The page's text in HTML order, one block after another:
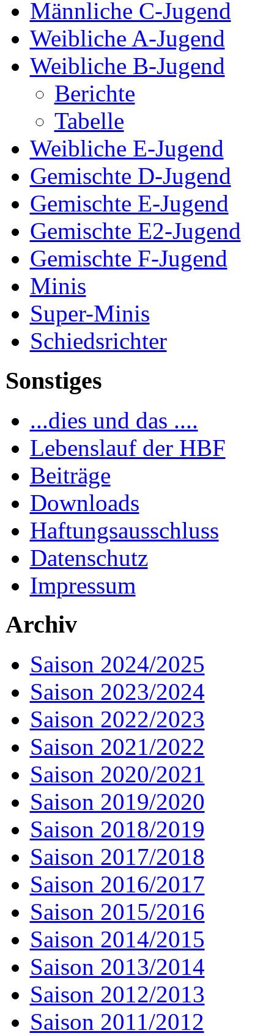
Männliche C-Jugend
Weibliche A-Jugend
Weibliche B-Jugend
Berichte
Tabelle
Weibliche E-Jugend
Gemischte D-Jugend
Gemischte E-Jugend
Gemischte E2-Jugend
Gemischte F-Jugend
Minis
Super-Minis
Schiedsrichter
Sonstiges
...dies und das ....
Lebenslauf der HBF
Beiträge
Downloads
Haftungsausschluss
Datenschutz
Impressum
Archiv
Saison 2024/2025
Saison 2023/2024
Saison 2022/2023
Saison 2021/2022
Saison 2020/2021
Saison 2019/2020
Saison 2018/2019
Saison 2017/2018
Saison 2016/2017
Saison 2015/2016
Saison 2014/2015
Saison 2013/2014
Saison 2012/2013
Saison 2011/2012